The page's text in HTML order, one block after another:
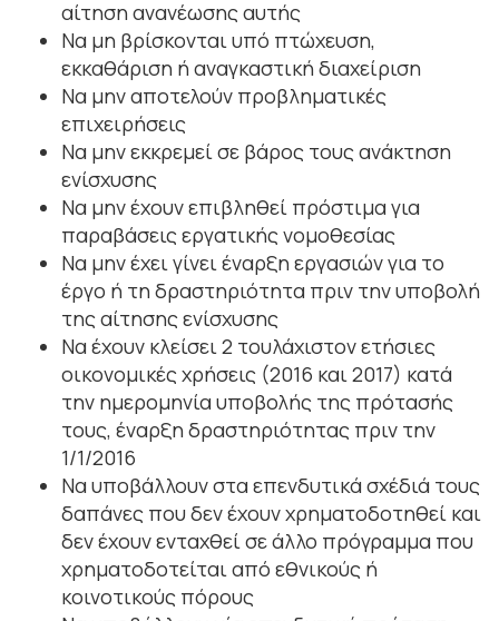
αίτηση ανανέωσης αυτής
Να μη βρίσκονται υπό πτώχευση,
εκκαθάριση ή αναγκαστική διαχείριση
Να μην αποτελούν προβληματικές
επιχειρήσεις
Να μην εκκρεμεί σε βάρος τους ανάκτηση
ενίσχυσης
Να μην έχουν επιβληθεί πρόστιμα για
παραβάσεις εργατικής νομοθεσίας
Να μην έχει γίνει έναρξη εργασιών για το
έργο ή τη δραστηριότητα πριν την υποβολή
της αίτησης ενίσχυσης
Να έχουν κλείσει 2 τουλάχιστον ετήσιες
οικονομικές χρήσεις (2016 και 2017) κατά
την ημερομηνία υποβολής της πρότασής
τους, έναρξη δραστηριότητας πριν την
1/1/2016
Να υποβάλλουν στα επενδυτικά σχέδιά τους
δαπάνες που δεν έχουν χρηματοδοτηθεί και
δεν έχουν ενταχθεί σε άλλο πρόγραμμα που
χρηματοδοτείται από εθνικούς ή
κοινοτικούς πόρους